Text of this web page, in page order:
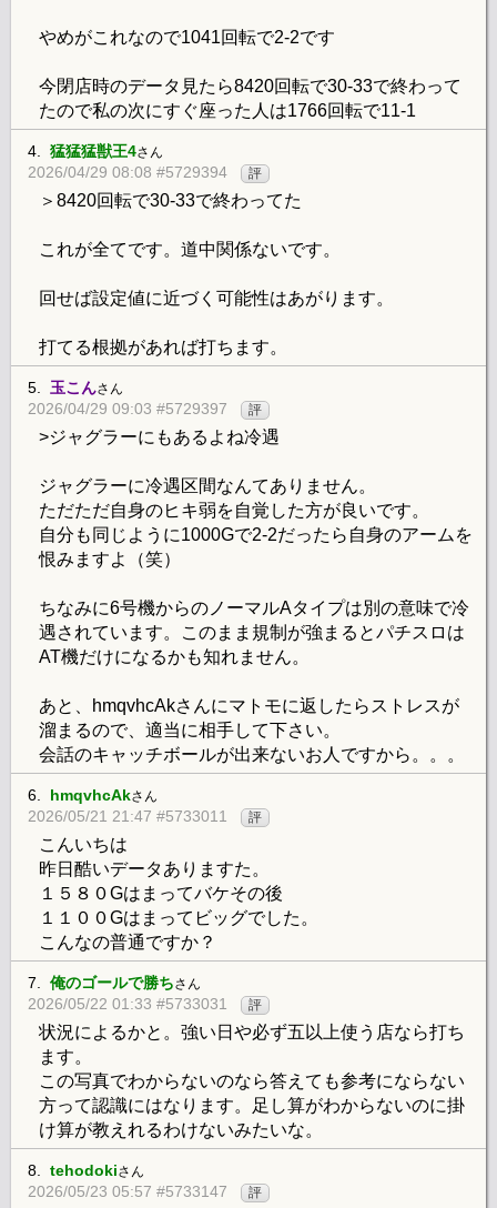
やめがこれなので1041回転で2-2です
今閉店時のデータ見たら8420回転で30-33で終わって
たので私の次にすぐ座った人は1766回転で11-1
4. 猛猛猛獣王4さん
2026/04/29 08:08 #5729394 評
＞8420回転で30-33で終わってた
これが全てです。道中関係ないです。
回せば設定値に近づく可能性はあがります。
打てる根拠があれば打ちます。
5. 玉こんさん
2026/04/29 09:03 #5729397 評
>ジャグラーにもあるよね冷遇
ジャグラーに冷遇区間なんてありません。
ただただ自身のヒキ弱を自覚した方が良いです。
自分も同じように1000Gで2-2だったら自身のアームを
恨みますよ（笑）
ちなみに6号機からのノーマルAタイプは別の意味で冷
遇されています。このまま規制が強まるとパチスロは
AT機だけになるかも知れません。
あと、hmqvhcAkさんにマトモに返したらストレスが
溜まるので、適当に相手して下さい。
会話のキャッチボールが出来ないお人ですから。。。
6. hmqvhcAkさん
2026/05/21 21:47 #5733011 評
こんいちは
昨日酷いデータありますた。
１５８０Gはまってバケその後
１１００Gはまってビッグでした。
こんなの普通ですか？
7. 俺のゴールで勝ちさん
2026/05/22 01:33 #5733031 評
状況によるかと。強い日や必ず五以上使う店なら打ち
ます。
この写真でわからないのなら答えても参考にならない
方って認識にはなります。足し算がわからないのに掛
け算が教えれるわけないみたいな。
8. tehodokiさん
2026/05/23 05:57 #5733147 評